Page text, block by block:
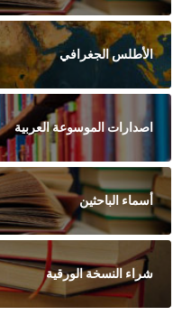
الأطلس الجغرافي
اصدارات الموسوعة العربية
أسماء الباحثين
شراء النسخة الورقية